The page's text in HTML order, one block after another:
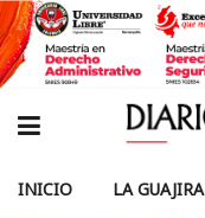
INICIO LA GUAJIRA